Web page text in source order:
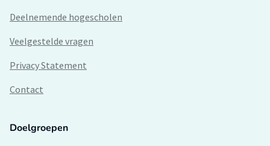
Deelnemende hogescholen
Veelgestelde vragen
Privacy Statement
Contact
Doelgroepen